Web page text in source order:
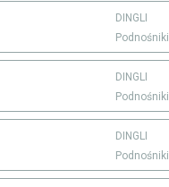
DINGLI
Podnośniki
DINGLI
Podnośniki
DINGLI
Podnośniki